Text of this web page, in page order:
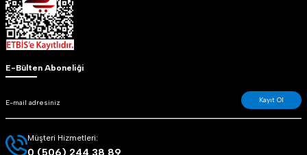
E-Bülten Aboneliği
Kayıt Ol
Müşteri Hizmetleri:
0 (506) 244 38 89